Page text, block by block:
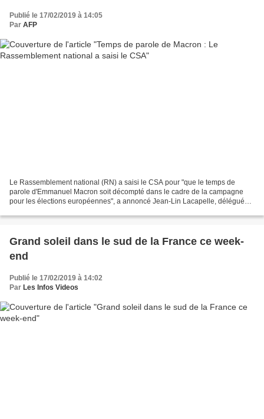
Publié le 17/02/2019 à 14:05
Par AFP
Le Rassemblement national (RN) a saisi le CSA pour "que le temps de
parole d'Emmanuel Macron soit décompté dans le cadre de la campagne
pour les élections européennes", a annoncé Jean-Lin Lacapelle, délégué
Grand soleil dans le sud de la France ce week-
end
Publié le 17/02/2019 à 14:02
Par Les Infos Videos